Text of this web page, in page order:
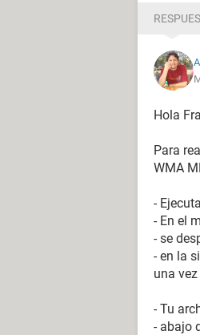
Hola
Para
WMA
-
- En el
- se
- en la
una
- Tu
- abajo